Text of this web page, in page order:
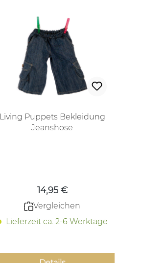
Living Puppets Bekleidung
Jeanshose
14,95 €
Vergleichen
Lieferzeit ca. 2-6 Werktage